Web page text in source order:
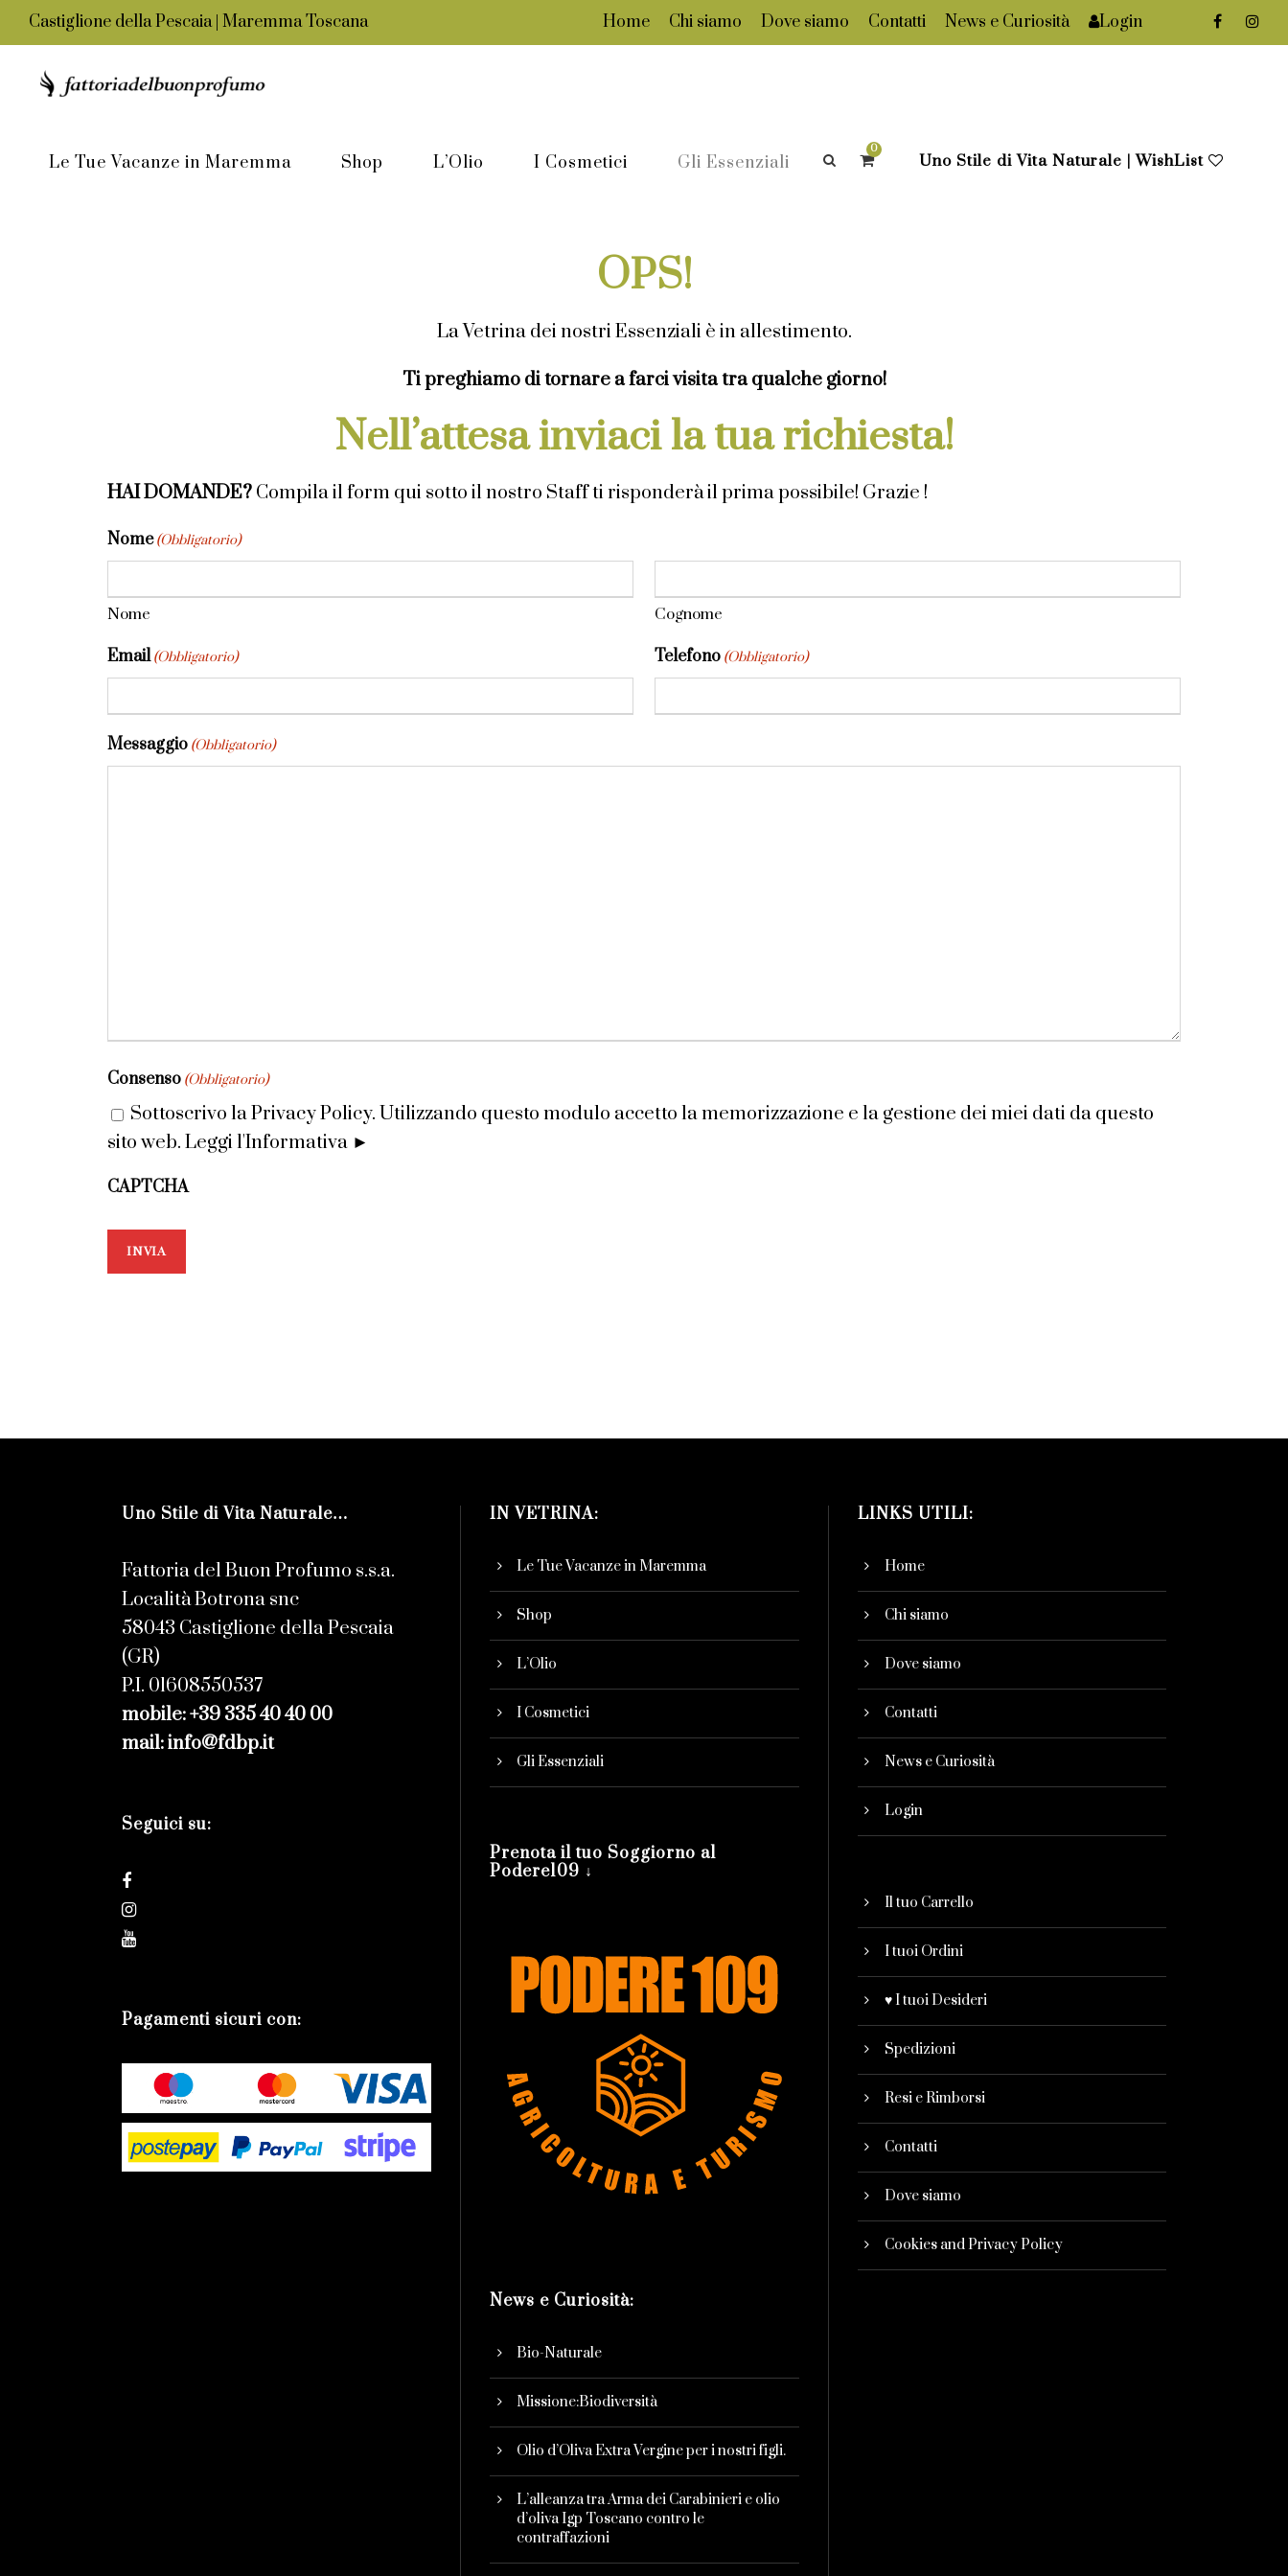
Castiglione della Pescaia | Maremma Toscana Home Chi siamo Dove siamo Contatti News e Curiosità Login
Le Tue Vacanze in Maremma Shop L’Olio I Cosmetici Gli Essenziali
0
Uno Stile di Vita Naturale | WishList
OPS!
La Vetrina dei nostri Essenziali è in allestimento.
Ti preghiamo di tornare a farci visita tra qualche giorno!
Nell’attesa inviaci la tua richiesta!
HAI DOMANDE? Compila il form qui sotto il nostro Staff ti risponderà il prima possibile! Grazie !
Nome (Obbligatorio)
Nome Cognome
Email (Obbligatorio) Telefono (Obbligatorio)
Messaggio (Obbligatorio)
Consenso (Obbligatorio)
Sottoscrivo la Privacy Policy. Utilizzando questo modulo accetto la memorizzazione e la gestione dei miei dati da questo
sito web. Leggi l'Informativa ►
CAPTCHA
Uno Stile di Vita Naturale…
Fattoria del Buon Profumo s.s.a.
Località Botrona snc
58043 Castiglione della Pescaia
(GR)
P.I. 01608550537
mobile: +39 335 40 40 00
mail: info@fdbp.it
Seguici su:
Pagamenti sicuri con:
IN VETRINA:
Le Tue Vacanze in Maremma
Shop
L’Olio
I Cosmetici
Gli Essenziali
Prenota il tuo Soggiorno al
Podere109 ↓
News e Curiosità:
Bio-Naturale
Missione:Biodiversità
Olio d’Oliva Extra Vergine per i nostri figli.
L’alleanza tra Arma dei Carabinieri e olio
d’oliva Igp Toscano contro le
contraffazioni
LINKS UTILI:
Home
Chi siamo
Dove siamo
Contatti
News e Curiosità
Login
Il tuo Carrello
I tuoi Ordini
♥ I tuoi Desideri
Spedizioni
Resi e Rimborsi
Contatti
Dove siamo
Cookies and Privacy Policy